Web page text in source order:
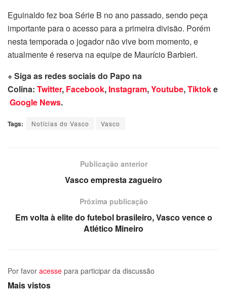
Eguinaldo fez boa Série B no ano passado, sendo peça
importante para o acesso para a primeira divisão. Porém
nesta temporada o jogador não vive bom momento, e
atualmente é reserva na equipe de Maurício Barbieri.
+ Siga as redes sociais do Papo na
Colina: Twitter, Facebook, Instagram,Youtube,Tiktoke
Google News.
Tags: Notícias do Vasco Vasco
Publicação anterior
Vasco empresta zagueiro
Próxima publicação
Em volta à elite do futebol brasileiro, Vasco vence o
Atlético Mineiro
Por favor acesse para participar da discussão
Mais vistos